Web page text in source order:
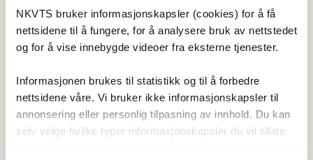
NKVTS bruker informasjonskapsler (cookies) for å få
nettsidene til å fungere, for å analysere bruk av nettstedet
og for å vise innebygde videoer fra eksterne tjenester.
Informasjonen brukes til statistikk og til å forbedre
nettsidene våre. Vi bruker ikke informasjonskapsler til
annonsering eller personlig tilpasning av innhold. Du kan
selv velge hvilke typer informasjonskapsler du vil tillate.
uhåndterlige. Mange av pasientene hennes gir
uttrykk for at de har god nytte av å dissosiere.
la pasienten komme igjennom selv, og fortsett
med øvelsen. Da lærer de at de kan kontrollere
det, råder van Minnen.